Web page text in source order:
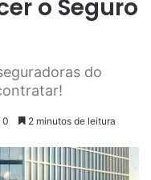
o Seguro
do
0 2 minutos de leitura